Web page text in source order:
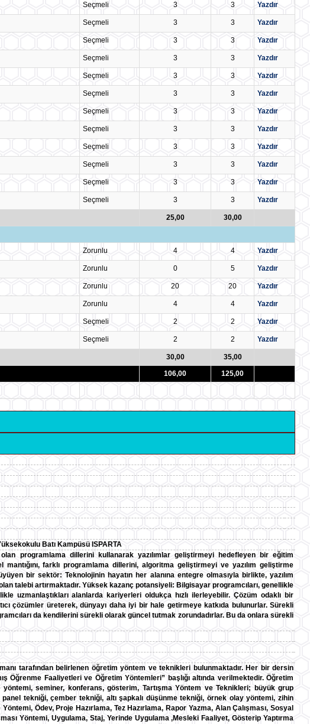
Seçmeli 3 3 Yazdır
Seçmeli 3 3 Yazdır
Seçmeli 3 3 Yazdır
Seçmeli 3 3 Yazdır
Seçmeli 3 3 Yazdır
Seçmeli 3 3 Yazdır
Seçmeli 3 3 Yazdır
Seçmeli 3 3 Yazdır
Seçmeli 3 3 Yazdır
Seçmeli 3 3 Yazdır
Seçmeli 3 3 Yazdır
Seçmeli 3 3 Yazdır
25,00
30,00
Zorunlu 4 4 Yazdır
Zorunlu 0 5 Yazdır
Zorunlu 20 20 Yazdır
Zorunlu 4 4 Yazdır
Seçmeli 2 2 Yazdır
Seçmeli 2 2 Yazdır
30,00
35,00
106,00 125,00
Batı Kampüsü ISPARTA
olan programlama dillerini kullanarak yazılımlar geliştirmeyi hedefleyen bir eğitim
mantığını, farklı programlama dillerini, algoritma geliştirmeyi ve yazılım geliştirme
bir sektör: Teknolojinin hayatın her alanına entegre olmasıyla birlikte, yazılım
talebi artırmaktadır. Yüksek kazanç potansiyeli: Bilgisayar programcıları, genellikle
uzmanlaştıkları alanlarda kariyerleri oldukça hızlı ilerleyebilir. Çözüm odaklı bir
çözümler üreterek, dünyayı daha iyi bir hale getirmeye katkıda bulunurlar. Sürekli
da kendilerini sürekli olarak güncel tutmak zorundadırlar. Bu da onlara sürekli
tarafından belirlenen öğretim yöntem ve teknikleri bulunmaktadır. Her bir dersin
Öğrenme Faaliyetleri ve Öğretim Yöntemleri” başlığı altında verilmektedir. Öğretim
seminer, konferans, gösterim, Tartışma Yöntem ve Teknikleri; büyük grup
panel tekniği, çember tekniği, altı şapkalı düşünme tekniği, örnek olay yöntemi, zihin
Ödev, Proje Hazırlama, Tez Hazırlama, Rapor Yazma, Alan Çalışması, Sosyal
Yöntemi, Uygulama, Staj, Yerinde Uygulama ,Mesleki Faaliyet, Gösterip Yaptırma